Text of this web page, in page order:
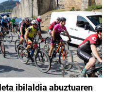
ibilaldia abuztuaren